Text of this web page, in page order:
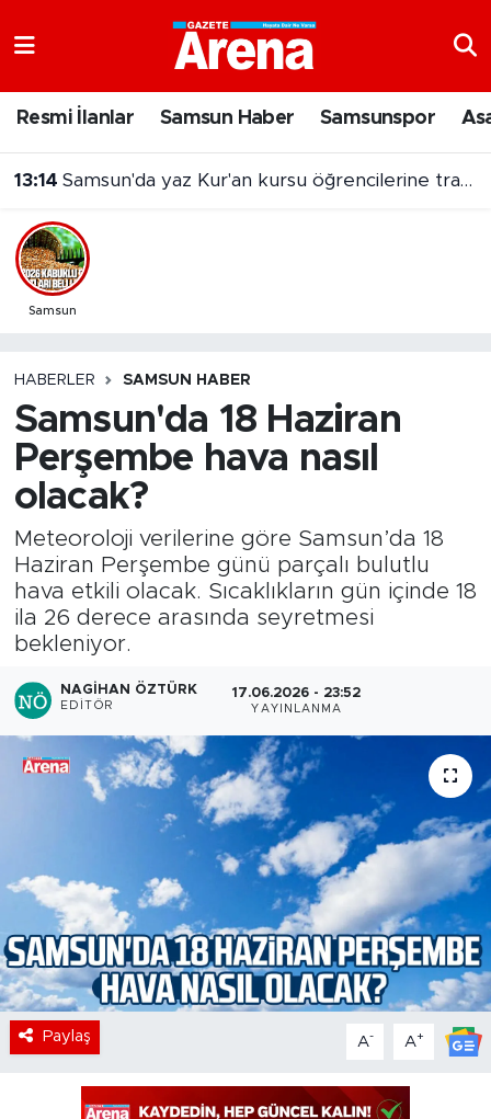
Resmi İlanlar Samsun Haber Samsunspor
13:14 Samsun'da yaz Kur'an kursu öğrencilerine trafik eğitimi
Samsun
HABERLER SAMSUN HABER
Samsun'da 18 Haziran
Perşembe hava nasıl
olacak?
Meteoroloji verilerine göre Samsun’da 18
Haziran Perşembe günü parçalı bulutlu
hava etkili olacak. Sıcaklıkların gün içinde 18
ila 26 derece arasında seyretmesi
bekleniyor.
NAGIHAN ÖZTÜRK
EDITÖR
17.06.2026 - 23:52
YAYINLANMA
Paylaş A- A+
Samsun Namaz Vakitleri
Trafik Durumu
Süper Lig Puan Durumu ve Fikstür
Son Dakika Haberleri
Haber Arşivi